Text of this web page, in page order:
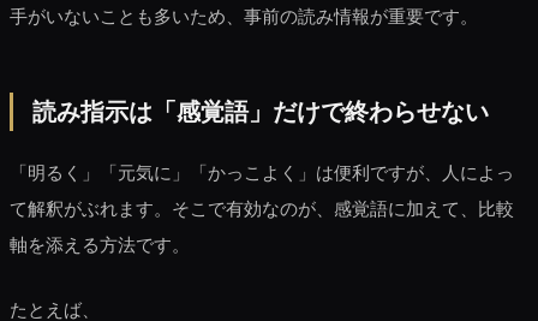
手がいないことも多いため、事前の読み情報が重要です。
読み指示は「感覚語」だけで終わらせない
「明るく」「元気に」「かっこよく」は便利ですが、人によっ
て解釈がぶれます。そこで有効なのが、感覚語に加えて、比較
軸を添える方法です。
たとえば、